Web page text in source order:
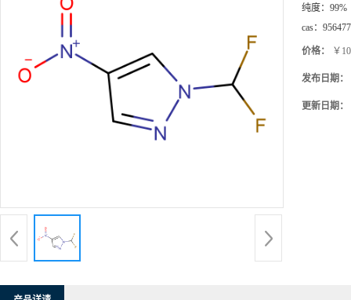
纯度： 99%
cas：
价格： ￥
发布日期：
更新日期：